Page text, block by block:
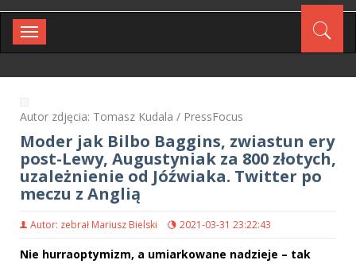
Toggle
navigation
Autor zdjęcia: Tomasz Kudala / PressFocus
Moder jak Bilbo Baggins, zwiastun ery
post-Lewy, Augustyniak za 800 złotych,
uzależnienie od Jóźwiaka. Twitter po
meczu z Anglią
Autor: zebrał Mariusz Bielski 2021-03-31 23:22:43
Nie hurraoptymizm, a umiarkowane nadzieje – tak